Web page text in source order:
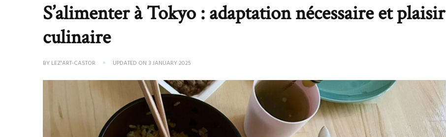
S’alimenter à Tokyo : adaptation nécessaire et plaisir
culinaire
BY LEZ'ART-CASTOR UPDATED ON 3 JANUARY 2025